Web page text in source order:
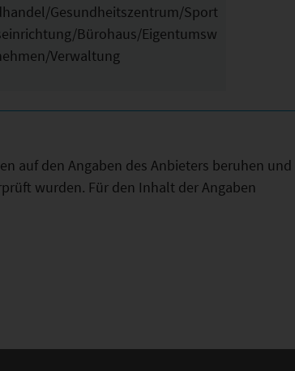
Gesundheitszentrum/Sport
Bürohaus/Eigentumsw
Verwaltung
auf den Angaben des Anbieters beruhen und
wurden. Für den Inhalt der Angaben